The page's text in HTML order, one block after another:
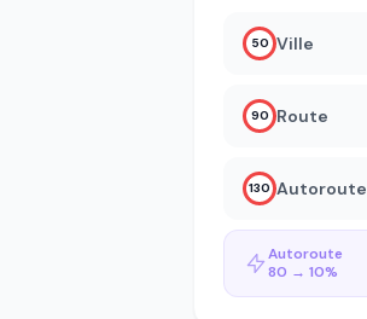
50 Ville
90 Route
130 Autoroute
Autoroute
80 → 10%